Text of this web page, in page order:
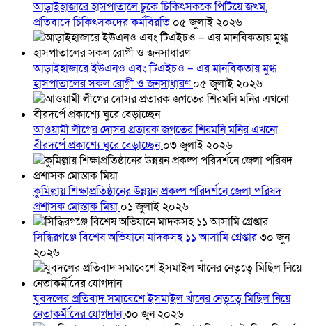
আড়াইহাজারে হাসপাতালে ঢুকে চিকিৎসককে পিটিয়ে জখম,
প্রতিবাদে চিকিৎসকদের কর্মবিরতি ০৫ জুলাই ২০২৬
আড়াইহাজারে ইউএনও এবং টিএইচও – এর মানবিকতায় মুগ্ধ
হাসপাতালের সকল রোগী ও জনসাধারণ০৫ জুলাই ২০২৬
আওয়ামী লীগের দোসর প্রতারক জগতের শিরমনি মনির এখনো
বীরদর্পে প্রকাশ্যে ঘুরে বেড়াচ্ছেন০৩ জুলাই ২০২৬
কুমিল্লায় শিক্ষাপ্রতিষ্ঠানের উন্নয়ন প্রকল্প পরিদর্শনে জেলা পরিষদ
প্রশাসক মোস্তাক মিয়া ০১ জুলাই ২০২৬
সিদ্ধিরগঞ্জে বিশেষ অভিযানে মাদকসহ ১১ আসামি গ্রেপ্তার৩০ জুন
২০২৬
যুবদলের প্রতিবাদ সমাবেশে ইসমাইল খাঁনের নেতৃত্বে মিছিল নিয়ে
নেতাকর্মীদের যোগদান৩০ জুন ২০২৬